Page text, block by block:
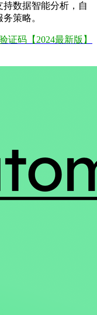
持数据智能分析，自
策略。
证码【2024最新版】